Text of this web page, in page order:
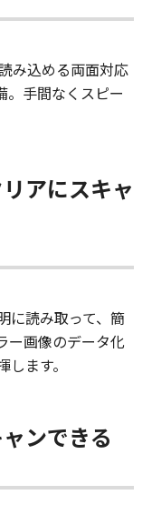
み込める両面対応
。手間なくスピー
アにスキャ
に読み取って、簡
ー画像のデータ化
ます。
ンできる